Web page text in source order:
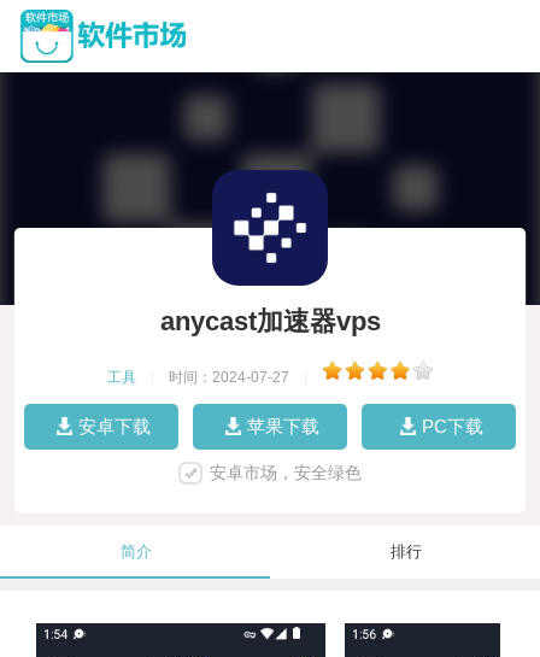
anycast加速器vps
工具 时间：2024-07-27
安卓下载 苹果下载 PC下载
安卓市场，安全绿色
简介 排行